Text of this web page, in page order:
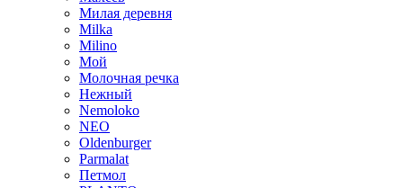
Милая деревня
Milka
Milino
Мой
Молочная речка
Нежный
Nemoloko
NEO
Oldenburger
Parmalat
Петмол